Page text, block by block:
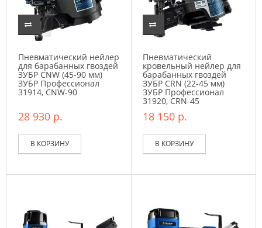
Пневматический нейлер
для барабанных гвоздей
ЗУБР CNW (45-90 мм)
ЗУБР Профессионал
31914, CNW-90
28 930 р.
В КОРЗИНУ
Пневматический
кровельный нейлер для
барабанных гвоздей
ЗУБР CRN (22-45 мм)
ЗУБР Профессионал
31920, CRN-45
18 150 р.
В КОРЗИНУ